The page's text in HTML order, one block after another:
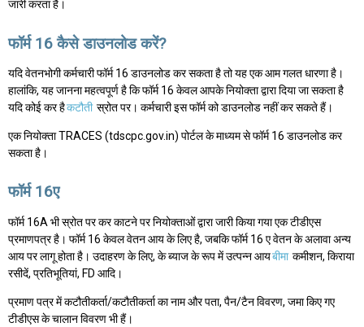
जारी करता है।
फॉर्म 16 कैसे डाउनलोड करें?
यदि वेतनभोगी कर्मचारी फॉर्म 16 डाउनलोड कर सकता है तो यह एक आम गलत धारणा है।
हालांकि, यह जानना महत्वपूर्ण है कि फॉर्म 16 केवल आपके नियोक्ता द्वारा दिया जा सकता है
यदि कोई कर हैकटौती स्रोत पर। कर्मचारी इस फॉर्म को डाउनलोड नहीं कर सकते हैं।
एक नियोक्ता TRACES (tdscpc.gov.in) पोर्टल के माध्यम से फॉर्म 16 डाउनलोड कर
सकता है।
फॉर्म 16ए
फॉर्म 16A भी स्रोत पर कर काटने पर नियोक्ताओं द्वारा जारी किया गया एक टीडीएस
प्रमाणपत्र है। फॉर्म 16 केवल वेतन आय के लिए है, जबकि फॉर्म 16 ए वेतन के अलावा अन्य
आय पर लागू होता है। उदाहरण के लिए, के ब्याज के रूप में उत्पन्न आयबीमा कमीशन, किराया
रसीदें, प्रतिभूतियां, FD आदि।
प्रमाण पत्र में कटौतीकर्ता/कटौतीकर्ता का नाम और पता, पैन/टैन विवरण, जमा किए गए
टीडीएस के चालान विवरण भी हैं।